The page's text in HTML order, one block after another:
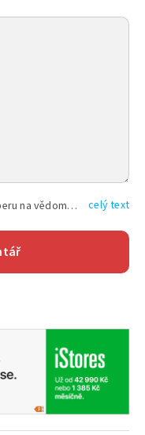
Vyplněním shora uvedených údajů beru na vědomí, že společnost TEXT FACTORY s.r.o., sídlem Brno, Durďákova 336/29, Černá Pole, PSČ: 613 00, IČ: 06157831, zapsané u Krajského soudu v Brně, oddíl C, vložka 100399, bude zpracovávat mé osobní údaje uvedené v rámci mnou vyplněného registračního formuláře na základě oprávněných zájmů TEXT FACTORY s.r.o. dle čl. 6 odst. 1 písm. f) GDPR a pro splnění právních povinností (čl. 6 odst. 1 písm. c) GDPR), a to pro tyto účely: nezbytnost zajistit oprávnění návštěvníka webových stránek provozovaných společností TEXT FACTORY s.r.o. přispívat aktivně ke zveřejněným článkům nebo v rámci diskusních fór a výkon práv TEXT FACTORY s.r.o. jako administrátora těchto diskusních fór. Více informací o zpracování osobních údajů a právech lze nalézt v celý text